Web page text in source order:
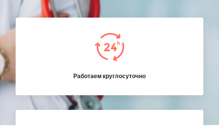
Работаем круглосуточно